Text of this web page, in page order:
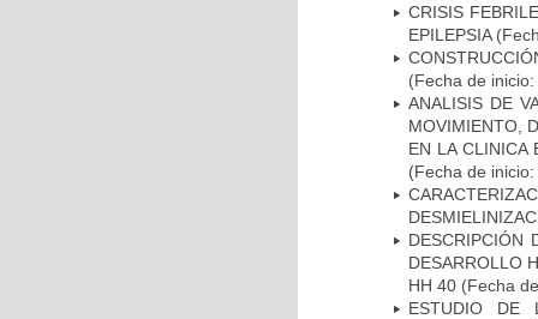
CRISIS
EPILEPSIA
(Fecha de
ANALISIS DE
MOVIMIENTO,
EN LA CLINICA
(Fecha de
DESCRIPCIÓN
DESARROLLO
HH 40 (Fecha
ESTUDIO DE